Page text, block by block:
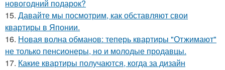
новогодний подарок?
15. Давайте мы посмотрим, как обставляют свои
квартиры в Японии.
16. Новая волна обманов: теперь квартиры "Отжимают"
не только пенсионеры, но и молодые продавцы.
17. Какие квартиры получаются, когда за дизайн